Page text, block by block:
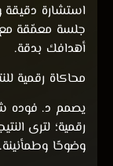
استشارة
جلسة معمّقة
أهدافك بدقة.
محاكاة رقمية
يصمم د. فوده
رقمية؛ لترى
وضوحًا وطمأنينة.